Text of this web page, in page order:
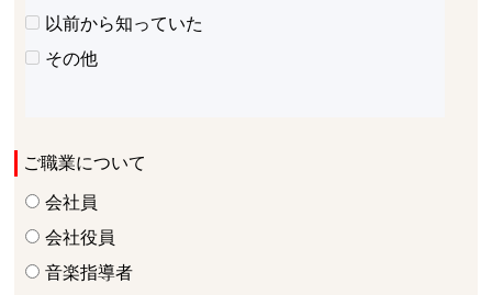
以前から知っていた
その他
ご職業について
会社員
会社役員
音楽指導者